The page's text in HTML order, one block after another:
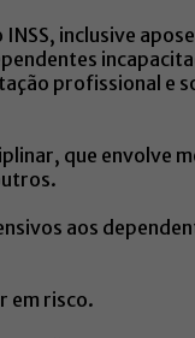
inclusive
profissional e
que envolve
aos
em risco.